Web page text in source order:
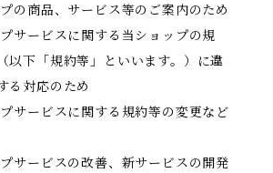
プの商品、サービス等のご案内のため
プサービスに関する当ショップの規
以下「規約等」といいます。）に違
る対応のため
プサービスに関する規約等の変更など
プサービスの改善、新サービスの開発